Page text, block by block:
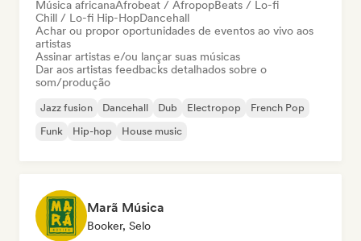
Música africanaAfrobeat / AfropopBeats / Lo-fi
Chill / Lo-fi Hip-HopDancehall
Achar ou propor oportunidades de eventos ao vivo aos
artistas
Assinar artistas e/ou lançar suas músicas
Dar aos artistas feedbacks detalhados sobre o
som/produção
Jazz fusion Dancehall Dub Electropop
French Pop
Funk
Hip-hop House music
Marã Música
Booker, Selo